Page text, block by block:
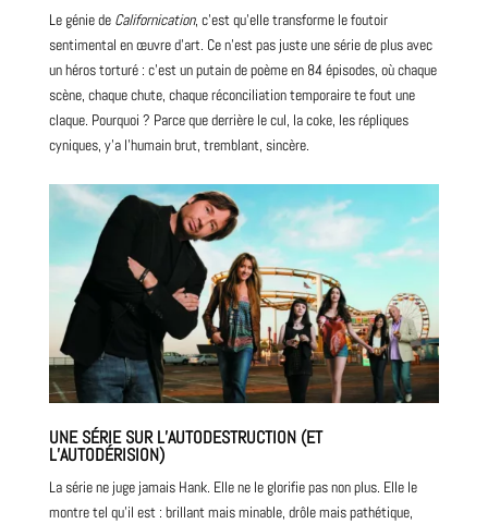
Le génie de Californication, c’est qu’elle transforme le foutoir
sentimental en œuvre d’art. Ce n’est pas juste une série de plus avec
un héros torturé : c’est un putain de poème en 84 épisodes, où chaque
scène, chaque chute, chaque réconciliation temporaire te fout une
claque. Pourquoi ? Parce que derrière le cul, la coke, les répliques
cyniques, y’a l’humain brut, tremblant, sincère.
UNE SÉRIE SUR L’AUTODESTRUCTION (ET
L’AUTODÉRISION)
La série ne juge jamais Hank. Elle ne le glorifie pas non plus. Elle le
montretel qu’il est : brillant mais minable, drôle mais pathétique,